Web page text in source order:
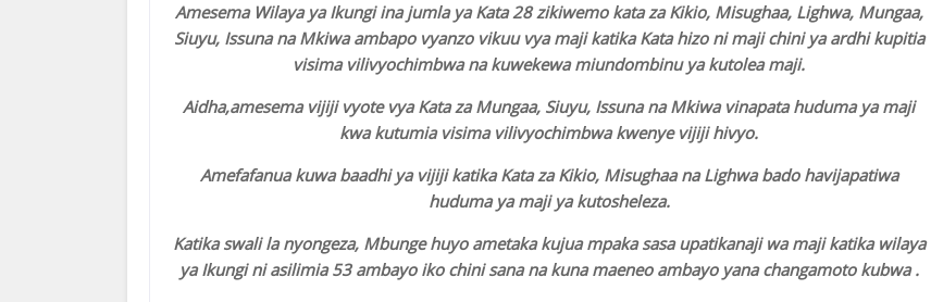
Amesema Wilaya ya Ikungi ina jumla ya Kata 28 zikiwemo kata za Kikio, Misughaa, Lighwa, Mungaa,
Siuyu, Issuna na Mkiwa ambapo vyanzo vikuu vya maji katika Kata hizo ni maji chini ya ardhi kupitia
visima vilivyochimbwa na kuwekewa miundombinu ya kutolea maji.
Aidha,amesema vijiji vyote vya Kata za Mungaa, Siuyu, Issuna na Mkiwa vinapata huduma ya maji
kwa kutumia visima vilivyochimbwa kwenye vijiji hivyo.
Amefafanua kuwa baadhi ya vijiji katika Kata za Kikio, Misughaa na Lighwa bado havijapatiwa
huduma ya maji ya kutosheleza.
Katika swali la nyongeza, Mbunge huyo ametaka kujua mpaka sasa upatikanaji wa maji katika wilaya
ya Ikungi ni asilimia 53 ambayo iko chini sana na kuna maeneo ambayo yana changamoto kubwa .